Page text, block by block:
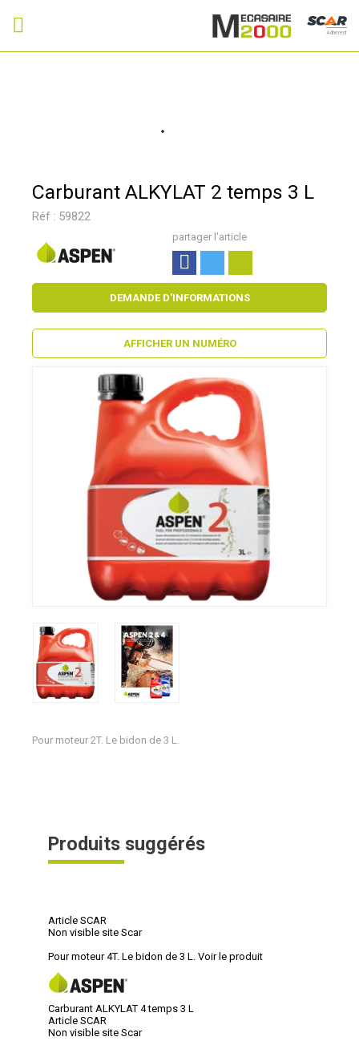
Adhérent
Carburant ALKYLAT 2 temps 3 L
Réf : 59822
partager l'article
Pour moteur 2T. Le bidon de 3 L.
DEMANDE D'INFORMATIONS
AFFICHER UN NUMÉRO
Produits suggérés
Article SCAR
Non visible site Scar
Pour moteur 4T. Le bidon de 3 L.
Voir le produit
Carburant ALKYLAT 4 temps 3 L
Article SCAR
Non visible site Scar